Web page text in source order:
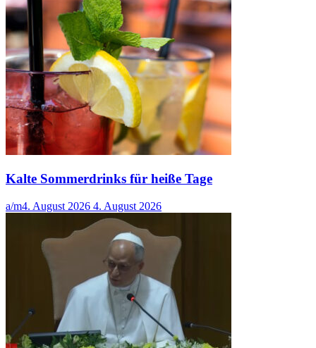
Kalte Sommerdrinks für heiße Tage
a/m4. August 2026 4. August 2026